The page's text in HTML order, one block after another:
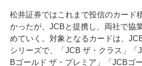
松井証券ではこれまで投信のカード
かったが、JCBと提携し、両社で協
めていく。対象となるカードは、
シリーズで、「JCB ザ・クラス」「
Bゴールド ザ・プレミア」「JCBゴ